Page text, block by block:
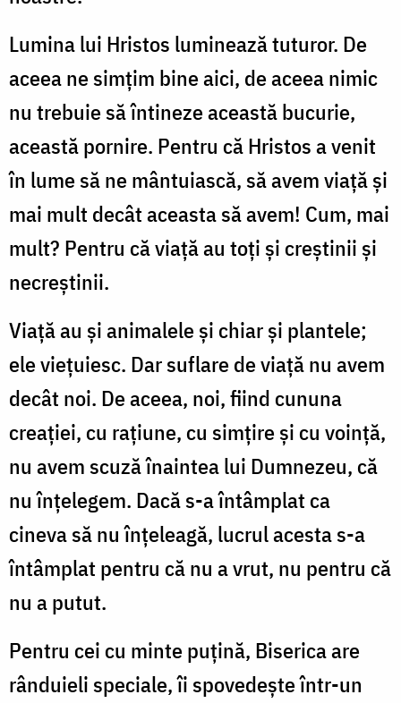
Lumina lui Hristos luminează tuturor. De
aceea ne simţim bine aici, de aceea nimic
nu trebuie să întineze această bucurie,
această pornire. Pentru că Hristos a venit
în lume să ne mântuiască, să avem viaţă şi
mai mult decât aceasta să avem! Cum, mai
mult? Pentru că viaţă au toţi şi creştinii şi
necreştinii.
Viaţă au şi animalele şi chiar şi plantele;
ele vieţuiesc. Dar suflare de viaţă nu avem
decât noi. De aceea, noi, fiind cununa
creaţiei, cu raţiune, cu simţire şi cu voinţă,
nu avem scuză înaintea lui Dumnezeu, că
nu înţelegem. Dacă s-a întâmplat ca
cineva să nu înţeleagă, lucrul acesta s-a
întâmplat pentru că nu a vrut, nu pentru că
nu a putut.
Pentru cei cu minte puţină, Biserica are
rânduieli speciale, îi spovedeşte într-un